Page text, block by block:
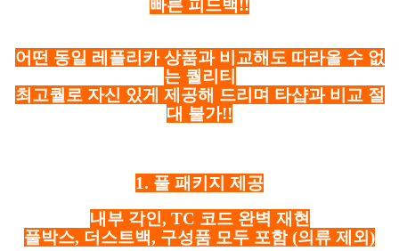
빠른 피드백!!
어떤 동일 레플리카 상품과 비교해도 따라올 수 없
는 퀄리티
최고퀄로 자신 있게 제공해 드리며 타샵과 비교 절
대 불가!!
1. 풀 패키지 제공
내부 각인, TC 코드 완벽 재현
풀박스, 더스트백, 구성품 모두 포함 (의류 제외)